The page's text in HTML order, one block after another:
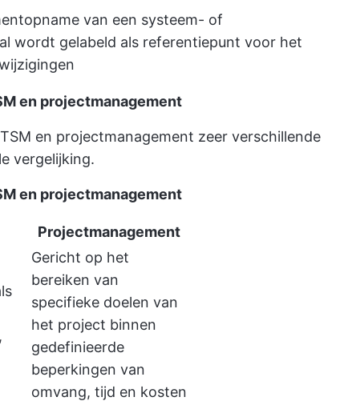
van een systeem- of
wordt gelabeld als referentiepunt voor het
en projectmanagement
en projectmanagement zeer verschillende
vergelijking.
en projectmanagement
Projectmanagement
Gericht op het
bereiken van
specifieke doelen van
het project binnen
gedefinieerde
beperkingen van
omvang, tijd en kosten